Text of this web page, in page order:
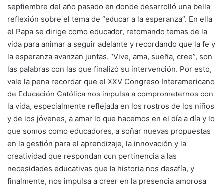
septiembre del año pasado en donde desarrolló una bella
reflexión sobre el tema de “educar a la esperanza”. En ella
el Papa se dirige como educador, retomando temas de la
vida para animar a seguir adelante y recordando que la fe y
la esperanza avanzan juntas. “Vive, ama, sueña, cree”, son
las palabras con las que finalizó su intervención. Por esto,
vale la pena recordar que el XXV Congreso Interamericano
de Educación Católica nos impulsa a comprometernos con
la vida, especialmente reflejada en los rostros de los niños
y de los jóvenes, a amar lo que hacemos en el día a día y lo
que somos como educadores, a soñar nuevas propuestas
en la gestión para el aprendizaje, la innovación y la
creatividad que respondan con pertinencia a las
necesidades educativas que la historia nos desafía, y
finalmente, nos impulsa a creer en la presencia amorosa